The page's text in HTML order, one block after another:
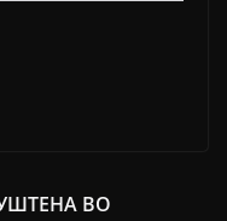
ВО